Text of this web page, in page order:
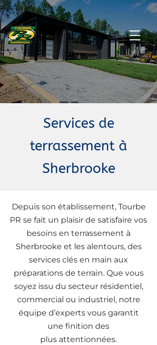
819-821-1645
Services de
terrassement à
Sherbrooke
Depuis son établissement, Tourbe
PR se fait un plaisir de satisfaire vos
besoins en terrassement à
Sherbrooke et les alentours, des
services clés en main aux
préparations de terrain. Que vous
soyez issu du secteur résidentiel,
commercial ou industriel, notre
équipe d’experts vous garantit
une finition des
plus attentionnées.